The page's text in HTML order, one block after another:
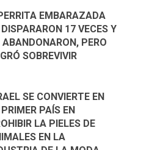
EMBARAZADA
DISPARARON 17 VECES Y
ABANDONARON, PERO
SOBREVIVIR
SE CONVIERTE EN
PRIMER PAÍS EN
LA PIELES DE
EN LA